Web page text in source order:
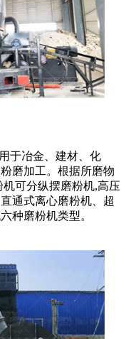
于冶金、建材、化
磨加工。根据所磨物
可分纵摆磨粉机,高压
通式离心磨粉机、超
种磨粉机类型。